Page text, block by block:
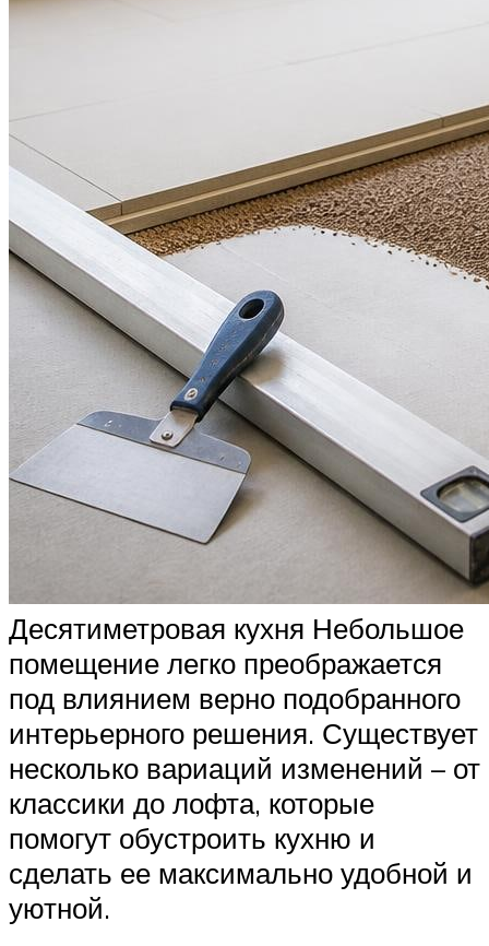
Десятиметровая кухня Небольшое
помещение легко преображается
под влиянием верно подобранного
интерьерного решения. Существует
несколько вариаций изменений – от
классики до лофта, которые
помогут обустроить кухню и
сделать ее максимально удобной и
уютной.